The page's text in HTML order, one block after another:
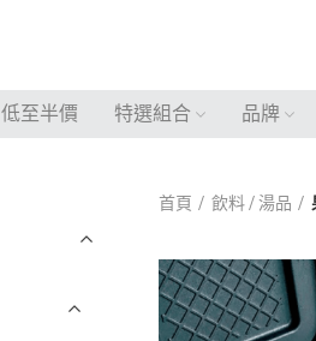
低至半價 特選組合 品牌
首頁 飲料 / 湯品